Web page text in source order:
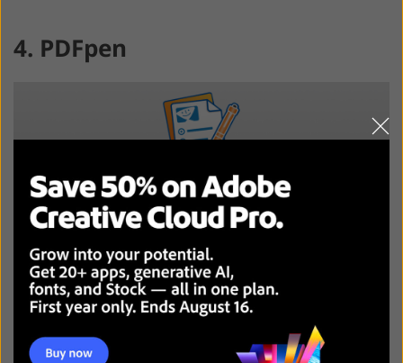
4. PDFpen
TUMIA PDFPEN BURE
Faida
Fomati nyingi za kuuza nje